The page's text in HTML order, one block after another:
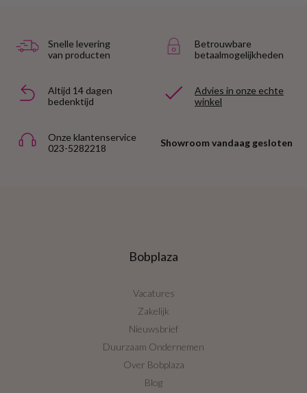
Snelle levering
van producten
Betrouwbare
betaalmogelijkheden
Altijd 14 dagen
bedenktijd
Advies in onze echte
winkel
Onze klantenservice
023-5282218
Showroom vandaag gesloten
Bobplaza
Vacatures
Zakelijk
Nieuwsbrief
Duurzaam Ondernemen
Over Bobplaza
Blog